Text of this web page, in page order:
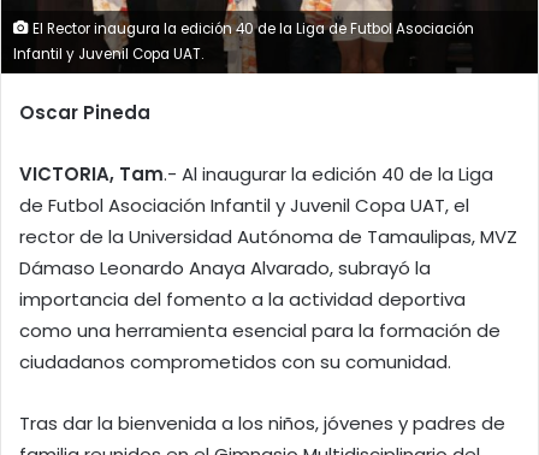
El Rector inaugura la edición 40 de la Liga de Futbol Asociación
Infantil y Juvenil Copa UAT.
Oscar Pineda
VICTORIA, Tam.- Al inaugurar la edición 40 de la Liga
de Futbol Asociación Infantil y Juvenil Copa UAT, el
rector de la Universidad Autónoma de Tamaulipas, MVZ
Dámaso Leonardo Anaya Alvarado, subrayó la
importancia del fomento a la actividad deportiva
como una herramienta esencial para la formación de
ciudadanos comprometidos con su comunidad.
Tras dar la bienvenida a los niños, jóvenes y padres de